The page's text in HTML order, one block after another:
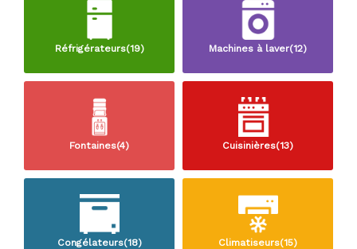
Réfrigérateurs(19) Machines à laver(12)
Fontaines(4) Cuisinières(13)
Congélateurs(18) Climatiseurs(15)